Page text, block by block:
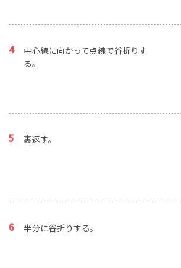
中心線に向かって点線で谷折りす
る。
裏返す。
半分に谷折りする。